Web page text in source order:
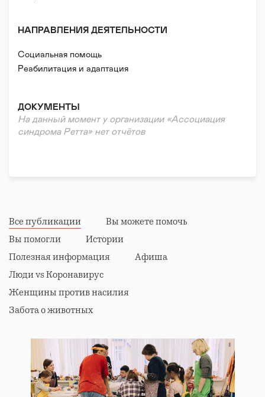
НАПРАВЛЕНИЯ ДЕЯТЕЛЬНОСТИ
Социальная помощь
Реабилитация и адаптация
ДОКУМЕНТЫ
На данный момент у организации «Ассоциация
синдрома Ретта» нет отчётов
Все публикации
Вы можете помочь
Вы помогли
Истории
Полезная информация
Афиша
Люди vs Коронавирус
Женщины против насилия
Забота о животных